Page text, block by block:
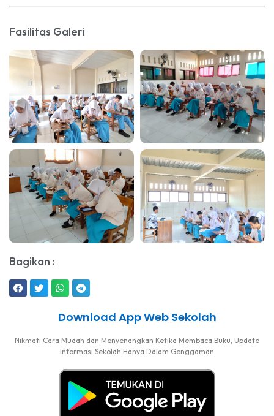
Fasilitas Galeri
Bagikan :
Download App Web Sekolah
Nikmati Cara Mudah dan Menyenangkan Ketika Membaca Buku, Update
Informasi Sekolah Hanya Dalam Genggaman